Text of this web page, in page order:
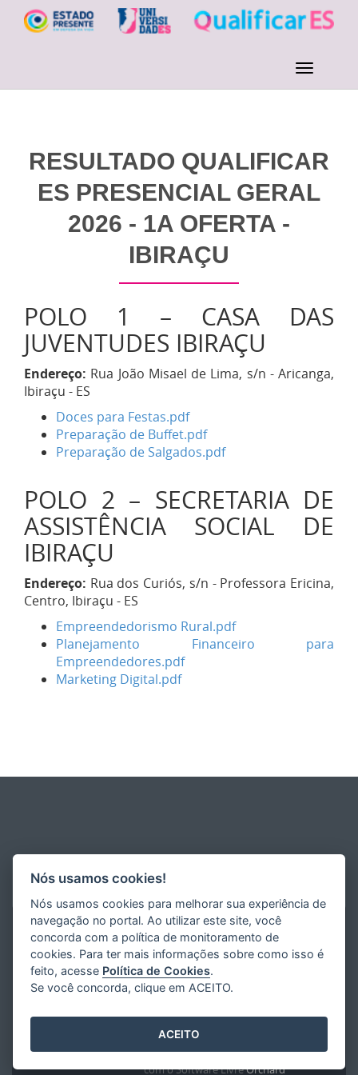
RESULTADO QUALIFICAR
ES PRESENCIAL GERAL
2026 - 1A OFERTA -
IBIRAÇU
POLO 1 – CASA DAS
JUVENTUDES IBIRAÇU
Endereço: Rua João Misael de Lima, s/n - Aricanga,
Ibiraçu - ES
Doces para Festas.pdf
Preparação de Buffet.pdf
Preparação de Salgados.pdf
POLO 2 – SECRETARIA DE
ASSISTÊNCIA SOCIAL DE
IBIRAÇU
Endereço: Rua dos Curiós, s/n - Professora Ericina,
Centro, Ibiraçu - ES
Empreendedorismo Rural.pdf
Planejamento Financeiro para
Empreendedores.pdf
Marketing Digital.pdf
com o Software LivreOrchard
Nós usamos cookies!
Nós usamos cookies para melhorar sua experiência de
navegação no portal. Ao utilizar este site, você
concorda com a política de monitoramento de
cookies. Para ter mais informações sobre como isso é
feito, acesse Política de Cookies.
Se você concorda, clique em ACEITO.
ACEITO